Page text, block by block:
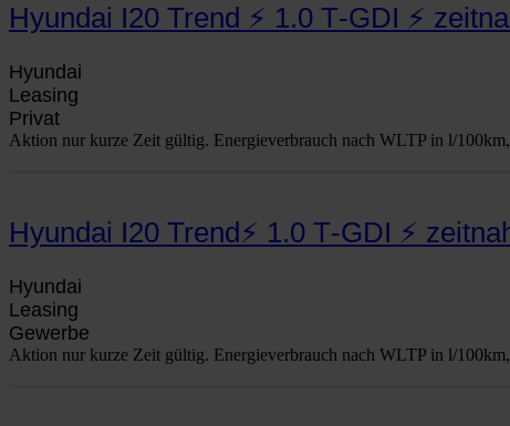
Hyundai I20 Trend ⚡ 1.0 T‑GDI ⚡
Hyun­dai
Lea­sing
Pri­vat
Akti­on nur kur­ze Zeit gül­tig. Ener­gie­ver­brauch nach WLTP in l/
Hyundai I20 Trend⚡ 1.0 T‑GDI ⚡
Hyun­dai
Lea­sing
Gewer­be
Akti­on nur kur­ze Zeit gül­tig. Ener­gie­ver­brauch nach WLTP in l/